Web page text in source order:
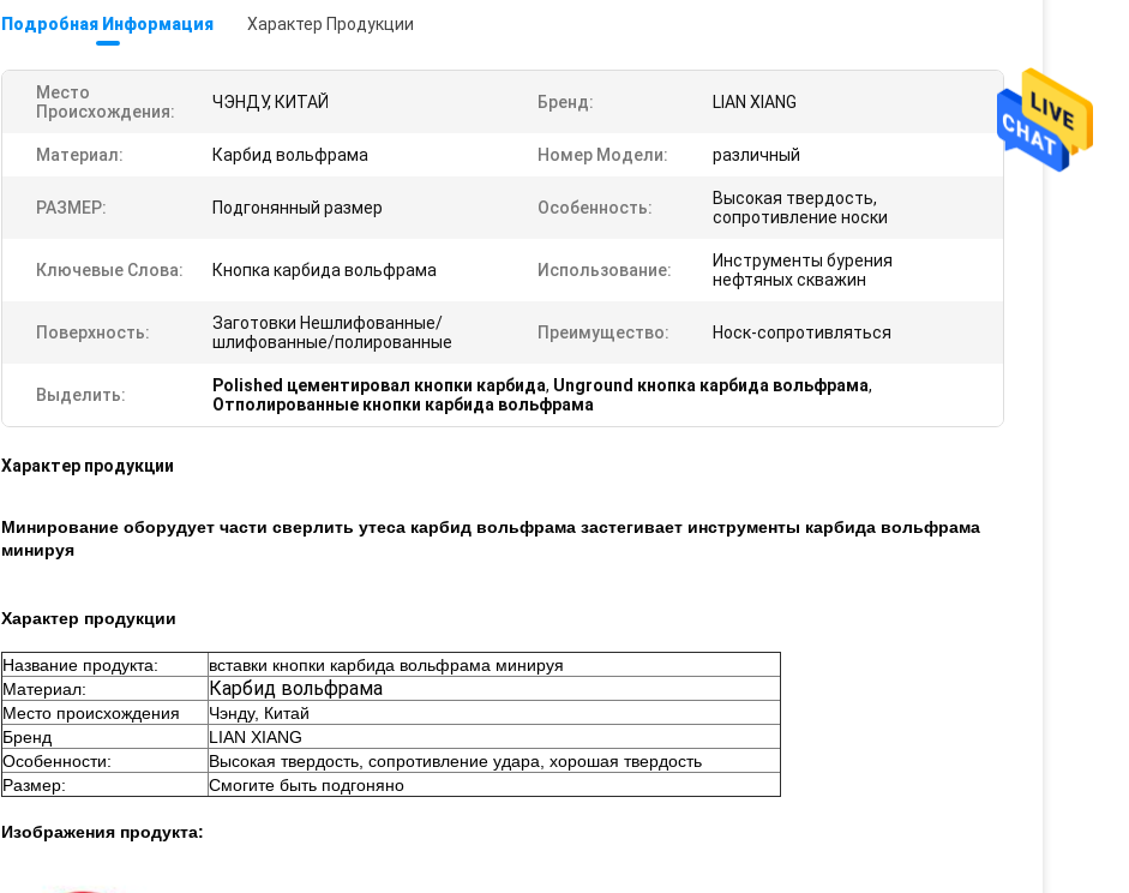
Подробная Информация Характер Продукции
Место
Происхождения:
ЧЭНДУ, КИТАЙ Бренд: LIAN XIANG
Материал: Карбид вольфрама Номер Модели: различный
РАЗМЕР: Подгонянный размер Особенность:
Высокая твердость,
сопротивление носки
Ключевые Слова: Кнопка карбида вольфрама Использование:
Инструменты бурения
нефтяных скважин
Поверхность:
Заготовки Нешлифованные/
шлифованные/полированные
Преимущество: Носк-сопротивляться
Выделить: Polished цементировал кнопки карбида, Unground кнопка карбида вольфрама,
Отполированные кнопки карбида вольфрама
Характер продукции
Минирование оборудует части сверлить утеса карбид вольфрама застегивает инструменты карбида вольфрама
минируя
Характер продукции
Название продукта:
вставки кнопки карбида вольфрама минируя
Материал:
Карбид вольфрама
Место происхождения
Чэнду, Китай
Бренд
LIAN XIANG
Особенности:
Высокая твердость, сопротивление удара, хорошая твердость
Размер:
Смогите быть подгоняно
Изображения продукта: